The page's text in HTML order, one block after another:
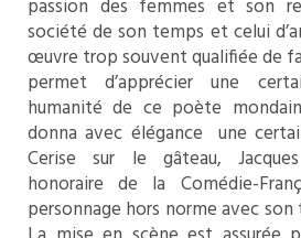
passion des femmes et son
société de son temps et celui
œuvre trop souvent qualifiée de
permet d’apprécier une
humanité de ce poète
donna avec élégance une
Cerise sur le gâteau,
honoraire de la Comédie-
personnage hors norme avec